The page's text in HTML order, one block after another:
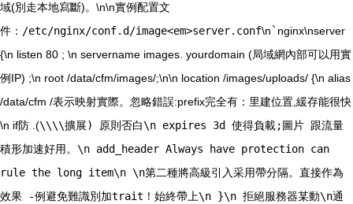
域(別走本地寫斷)。\n\n實例配置文
件： /etc/nginx/conf.d/image<em>server.conf\n ` nginx\nserver
{\n listen 80 ; \n servername images. yourdomain (局域網內部可以用實
例IP) ;\n root /data/cfm/images/;\n\n location /images/uploads/ {\n alias
/data/cfm /表示映射實際。忽略錯誤:prefix完全有：里建位置,緩存能很快
\n if防 .(\\\\擴展) 原則否白\n expires 3d 使得負載;圖片 跟流量
積形加速好用。\n add_header Always have protection can
rule the long item\n \n第二種將高級引入采用帶分隔。直接作為
效果 -例避免難識別加trait！始終帶上\n }\n 拒絕服務器某動\n通